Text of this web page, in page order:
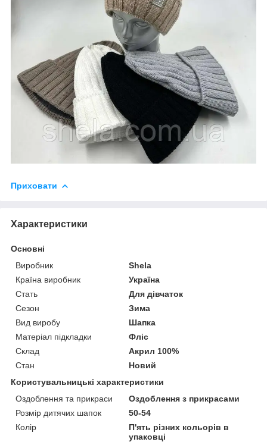
Приховати
Характеристики
Основні
Виробник
Shela
Країна виробник
Україна
Стать
Для дівчаток
Сезон
Зима
Вид виробу
Шапка
Матеріал підкладки
Фліс
Склад
Акрил 100%
Стан
Новий
Користувальницькі характеристики
Оздоблення та прикраси
Оздоблення з прикрасами
Розмір дитячих шапок
50-54
Колір
П'ять різних кольорів в
упаковці